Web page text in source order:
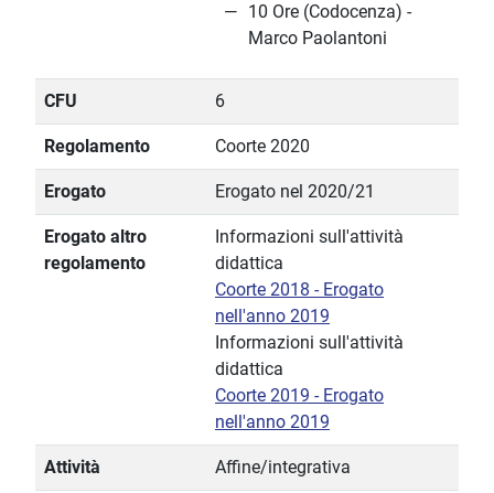
10 Ore (Codocenza) -
Marco Paolantoni
CFU 6
Regolamento Coorte 2020
Erogato Erogato nel 2020/21
Erogato altro
regolamento
Informazioni sull'attività
didattica
Coorte 2018 - Erogato
nell'anno 2019
Informazioni sull'attività
didattica
Coorte 2019 - Erogato
nell'anno 2019
Attività Affine/integrativa